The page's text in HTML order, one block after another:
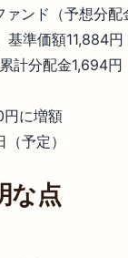
ァンド（予想分
基準価額11,884円
計分配金1,694円
円に増額
（予定）
な点